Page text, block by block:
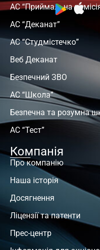
АС “Приймальна
АС “Деканат”
АС “Студмістечко”
Веб Деканат
Безпечний ЗВО
АС “Школа”
Безпечна та розумна
АС “Тест”
Компанія
Про компанію
Наша історія
Досягнення
Ліцензії та патенти
Прес-центр